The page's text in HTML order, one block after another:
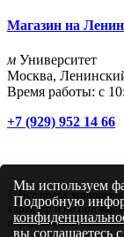
Магазин на
м Университет
Москва,
Время работы: с
+7 (929) 952 14 66
© Все права
характер и ни при
определяемой
Мы используем
Подробную
вы соглашаетесь